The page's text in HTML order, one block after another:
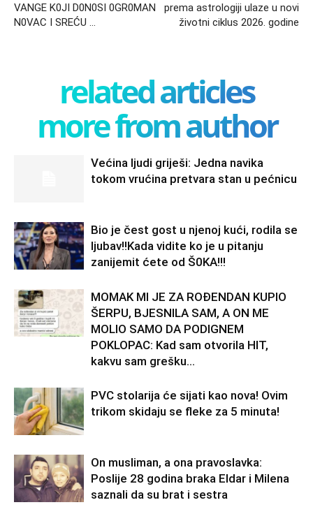
VANGE K0JI D0N0SI 0GR0MAN
N0VAC I SREĆU …
prema astrologiji ulaze u novi
životni ciklus 2026. godine
related articles
more from author
Većina ljudi griješi: Jedna navika
tokom vrućina pretvara stan u pećnicu
Bio je čest gost u njenoj kući, rodila se
ljubav!!Kada vidite ko je u pitanju
zanijemit ćete od Š0KA!!!
MOMAK MI JE ZA ROĐENDAN KUPIO
ŠERPU, BJESNILA SAM, A ON ME
MOLIO SAMO DA PODIGNEM
POKLOPAC: Kad sam otvorila HIT,
kakvu sam grešku...
PVC stolarija će sijati kao nova! Ovim
trikom skidaju se fleke za 5 minuta!
On musliman, a ona pravoslavka:
Poslije 28 godina braka Eldar i Milena
saznali da su brat i sestra